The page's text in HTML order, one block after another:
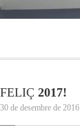
FELIÇ 2017!
30 de desembre de 2016